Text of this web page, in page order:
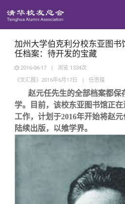
西南联大校友会
义工计划
新媒体平台
青春风采
校友文苑
校友讲坛
校友视界
终身学习
校友总会
加州大学伯克利分校东亚图书
任档案：待开发的宝藏
2016-06-17 | 浏览 1334次
《文汇报》2016年6月17日
| 任思蕴
赵元任先生的全部档案都保
学。目前，该校东亚图书馆正
工作，计划于2016年开始将赵
陆续出版，以飨学界。